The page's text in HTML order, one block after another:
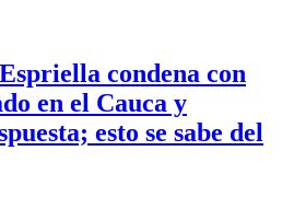
condena con
en el Cauca y
esto se sabe del